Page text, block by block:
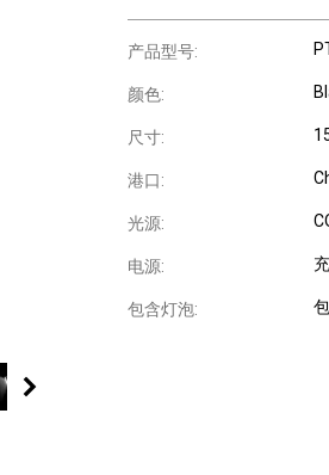
产品型号:
颜色:
尺寸:
港口:
光源:
电源:
包含灯泡: